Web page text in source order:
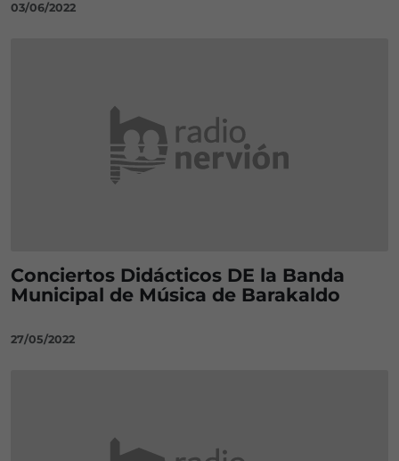
03/06/2022
Conciertos Didácticos DE la Banda
Municipal de Música de Barakaldo
27/05/2022